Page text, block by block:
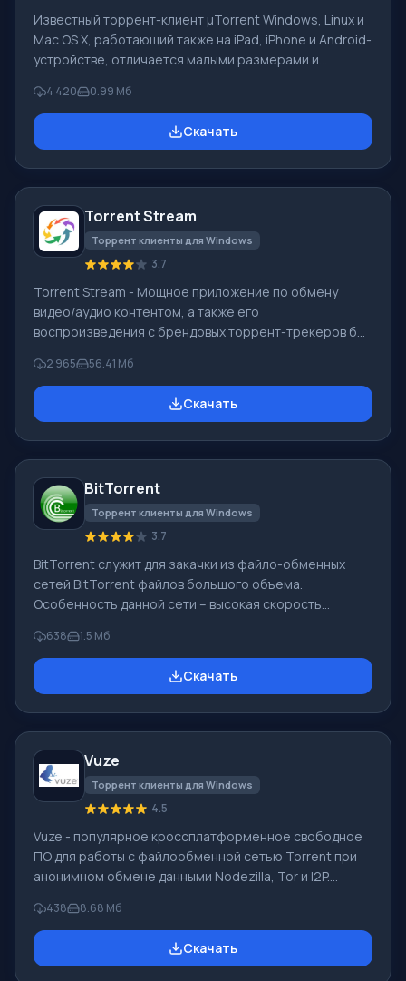
Известный торрент-клиент μTorrent Windows, Linux и
Mac OS X, работающий также на iPad, iPhone и Android-
устройстве, отличается малыми размерами и
функциональности. В 01.2011 число пользователей
достигло в месяц отметки 100 млн, совместно с
BitTorrent. Описание функционала программы
скорости для любого задания. Настройки
кеширования файла
4 420 0.99 Мб
Скачать
Torrent Stream
Торрент клиенты для Windows
3.7
Torrent Stream - Мощное приложение по обмену
видео/аудио контентом, а также его
воспроизведения с брендовых торрент-трекеров без
поколения, в сети Интернет открывает
высококачественное мультимедийное пространство.
Программа воспроизведения Он-лайн аудио/видео
для браузеров Opera, Firefox и Chrome –
TorrentStream
2 965 56.41 Mб
Скачать
BitTorrent
Торрент клиенты для Windows
3.7
BitTorrent служит для закачки из файло-обменных
сетей BitTorrent файлов большого объема.
Особенность данной сети – высокая скорость
оригинальному методу выдачи файла с нескольких
компьютеров сразу даже когда на них целого файла
еще нет. Через эту файло-обменную сеть
запускается при клике по закачанному на сайтах-
каталогах в сет
638 1.5 Мб
Скачать
Vuze
Торрент клиенты для Windows
4.5
Vuze - популярное кроссплатформенное свободное
ПО для работы с файлообменной сетью Torrent при
анонимном обмене данными Nodezilla, Tor и I2P.
скачать можно на сайте разработчика. Функцию
графических оболочек исполняет SWT.
Предназначена программа для быстрого
438 8.68 Mб
Скачать